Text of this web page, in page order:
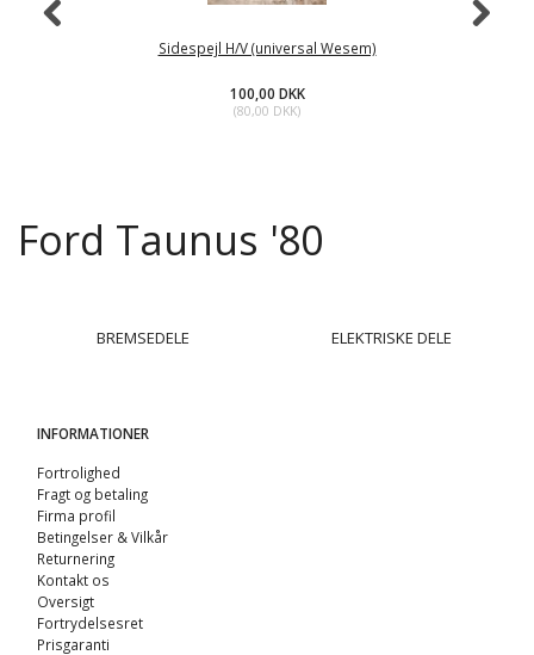
Sidespejl H/V (universal Wesem)
100,00 DKK
(80,00 DKK)
Ford Taunus '80
BREMSEDELE ELEKTRISKE DELE
INFORMATIONER
Fortrolighed
Fragt og betaling
Firma profil
Betingelser & Vilkår
Returnering
Kontakt os
Oversigt
Fortrydelsesret
Prisgaranti